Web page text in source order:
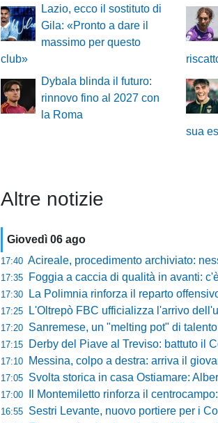
Lazio, ecco il sostituto di
Gila: «Pronto a dare il
massimo per questo
club»
Dybala blinda il futuro:
rinnovo fino al 2027 con
la Roma
sua
Altre notizie
Giovedì 06 ago
17:40 Acireale, procedimento archiviato:
17:35 Foggia a caccia di qualità in avanti: c'è la
17:30 La Polimnia rinforza il reparto offensivo:
17:25 L'Oltrepò FBC ufficializza l'arrivo
17:20 Sanremese, un "melting pot" di
17:15 Derby del Piave al Treviso: battuto il
17:10 Messina, colpo a destra: arriva il
17:05 Svolta storica in casa Ostiamare: Alberto De
17:00 Il Montemiletto rinforza il
16:55 Sestri Levante, nuovo portiere per i Corsari: